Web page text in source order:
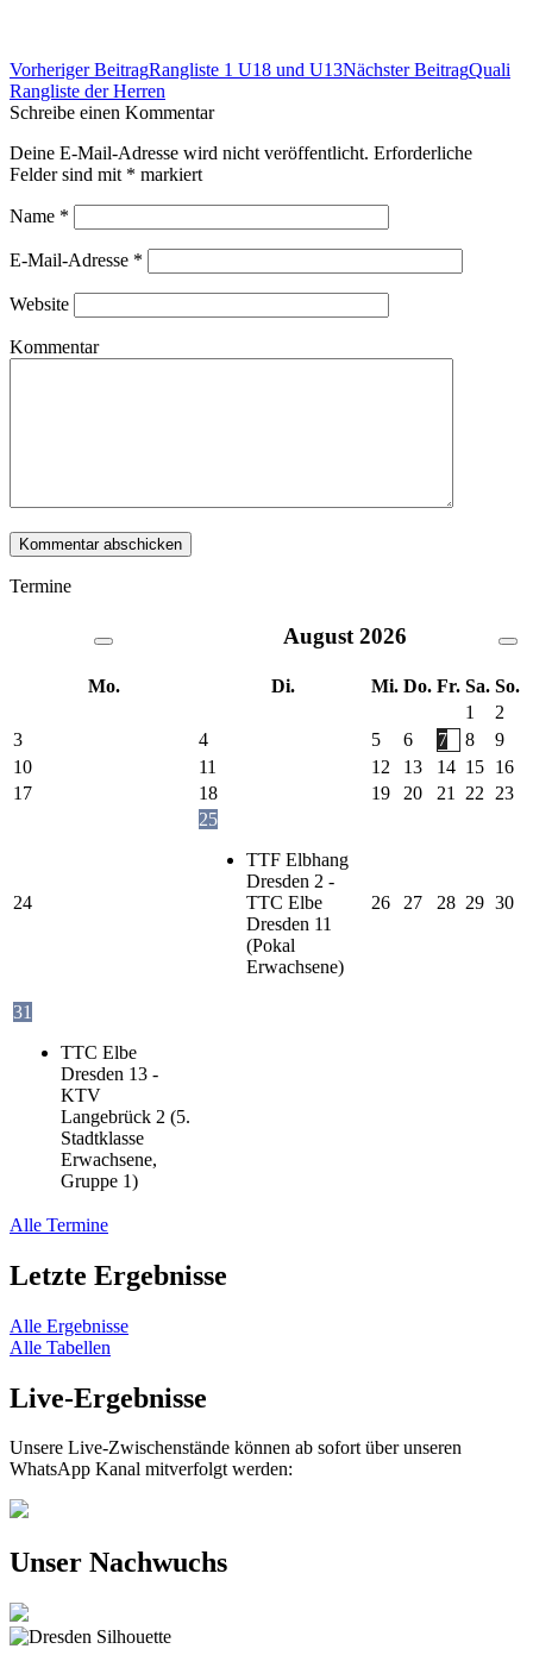
Beitrags-
Navigation
Vorheriger BeitragRangliste 1 U18 und U13Nächster BeitragQuali
Rangliste der Herren
Schreibe einen Kommentar
Deine E-Mail-Adresse wird nicht veröffentlicht. Erforderliche
Felder sind mit * markiert
Name *
E-Mail-Adresse *
Website
Kommentar
Termine
August 2026
Mo. Di. Mi. Do. Fr. Sa. So.
1
2
3
4 5 6 7 8
9
10
11 12 13 14 15 16
17
18 19 20 21 22 23
24
25
TTF Elbhang
Dresden 2 -
TTC Elbe
Dresden 11
(Pokal
Erwachsene)
26 27 28 29 30
31
TTC Elbe
Dresden 13 -
KTV
Langebrück 2 (5.
Stadtklasse
Erwachsene,
Gruppe 1)
Alle Termine
Letzte Ergebnisse
Alle Ergebnisse
Alle Tabellen
Live-Ergebnisse
Unsere Live-Zwischenstände können ab sofort über unseren
WhatsApp Kanal mitverfolgt werden:
Unser Nachwuchs